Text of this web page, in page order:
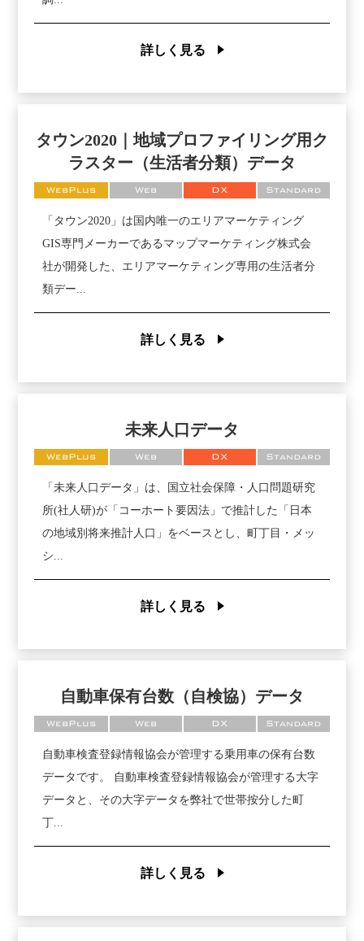
詳しく見る
タウン2020｜地域プロファイリング用ク
ラスター（生活者分類）データ
WebPlus Web DX Standard
「タウン2020」は国内唯一のエリアマーケティング
GIS専門メーカーであるマップマーケティング株式会
社が開発した、エリアマーケティング専用の生活者分
類デー...
詳しく見る
未来人口データ
WebPlus Web DX Standard
「未来人口データ」は、国立社会保障・人口問題研究
所(社人研)が「コーホート要因法」で推計した「日本
の地域別将来推計人口」をベースとし、町丁目・メッ
シ...
詳しく見る
自動車保有台数（自検協）データ
WebPlus Web DX Standard
自動車検査登録情報協会が管理する乗用車の保有台数
データです。 自動車検査登録情報協会が管理する大字
データと、その大字データを弊社で世帯按分した町
丁...
詳しく見る